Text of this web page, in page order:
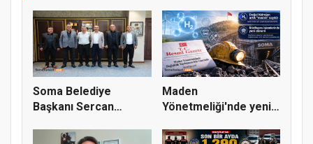
Soma Belediye
Başkanı Sercan
Maden
Yönetmeliği'nde yeni